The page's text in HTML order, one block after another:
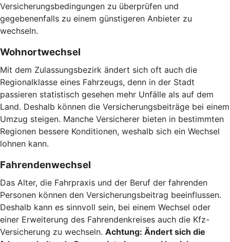
Versicherungsbedingungen zu überprüfen und
gegebenenfalls zu einem günstigeren Anbieter zu
wechseln.
Wohnortwechsel
Mit dem Zulassungsbezirk ändert sich oft auch die
Regionalklasse eines Fahrzeugs, denn in der Stadt
passieren statistisch gesehen mehr Unfälle als auf dem
Land. Deshalb können die Versicherungsbeiträge bei einem
Umzug steigen. Manche Versicherer bieten in bestimmten
Regionen bessere Konditionen, weshalb sich ein Wechsel
lohnen kann.
Fahrendenwechsel
Das Alter, die Fahrpraxis und der Beruf der fahrenden
Personen können den Versicherungsbeitrag beeinflussen.
Deshalb kann es sinnvoll sein, bei einem Wechsel oder
einer Erweiterung des Fahrendenkreises auch die Kfz-
Versicherung zu wechseln. Achtung: Ändert sich die